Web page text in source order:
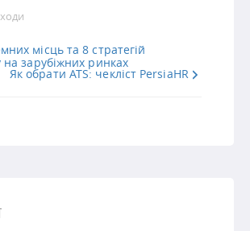
місць та 8 стратегій
на зарубіжних ринках
Як обрати ATS: чекліст PersiaHR